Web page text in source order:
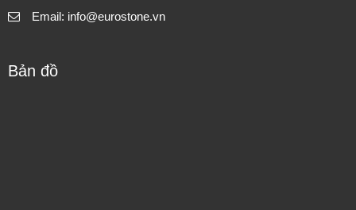
Email: info@eurostone.vn
Bản đồ